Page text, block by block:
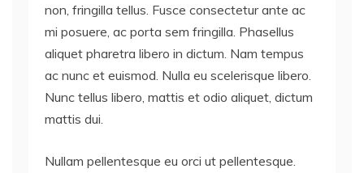
non, fringilla tellus. Fusce consectetur ante ac
mi posuere, ac porta sem fringilla. Phasellus
aliquet pharetra libero in dictum. Nam tempus
ac nunc et euismod. Nulla eu scelerisque libero.
Nunc tellus libero, mattis et odio aliquet, dictum
mattis dui.
Nullam pellentesque eu orci ut pellentesque.